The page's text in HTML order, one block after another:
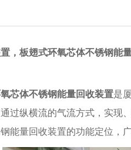
，板翅式环氧芯体不锈钢能
芯体不锈钢能量回收装置是
过纵横流的气流方式，实现
能量回收装置的功能定位，